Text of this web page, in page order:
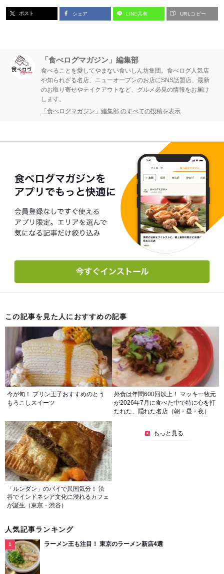
ポスト シェア LINE共有 URLコピー
「食べログマガジン」編集部
食べることを愛してやまない食いしん坊集団。食べログ人気店
や知られざる名店、ニューオープンのお店にSNS話題店、最新
のお取り寄せやテイクアウトなど、グルメ必見の情報をお届け
します。
「食べログマガジン」編集部 のすべての投稿を表示
この記事を見た人におすすめの記事
今が旬！ プリン王子おすすめのとう
もろこしスイーツ
外食は年間600回以上！ マッキー牧元
が2026年7月に食べた中で特に心を打
たれた、隠れた名店（朝・昼・夜）
「ルンダン」のパイで異国気分！ 渋
谷でインドネシア文化に浸れるカフェ
が誕生（東京・渋谷）
もっと見る
人気記事ランキング
ラーメン王も注目！ 東京のラーメン新店4選